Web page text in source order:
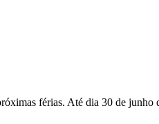
férias. Até dia 30 de junho